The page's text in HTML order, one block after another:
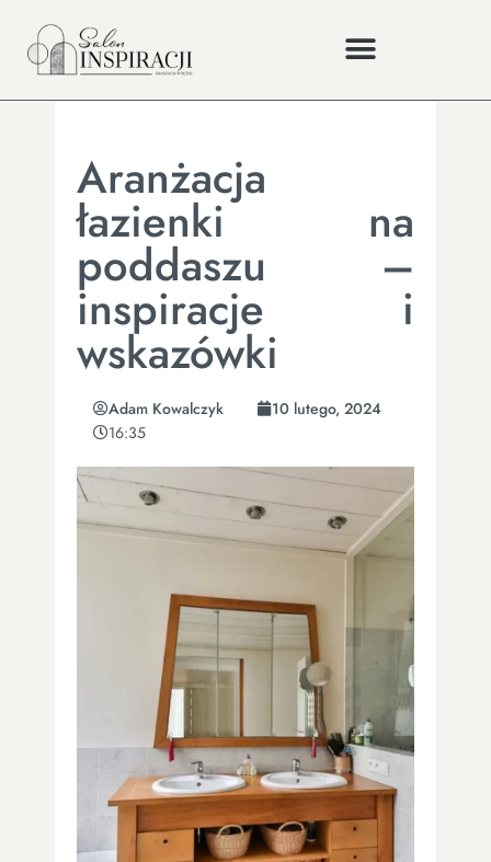
Aranżacja
łazienki na
poddaszu –
inspiracje i
wskazówki
Adam Kowalczyk
10 lutego, 2024
16:35